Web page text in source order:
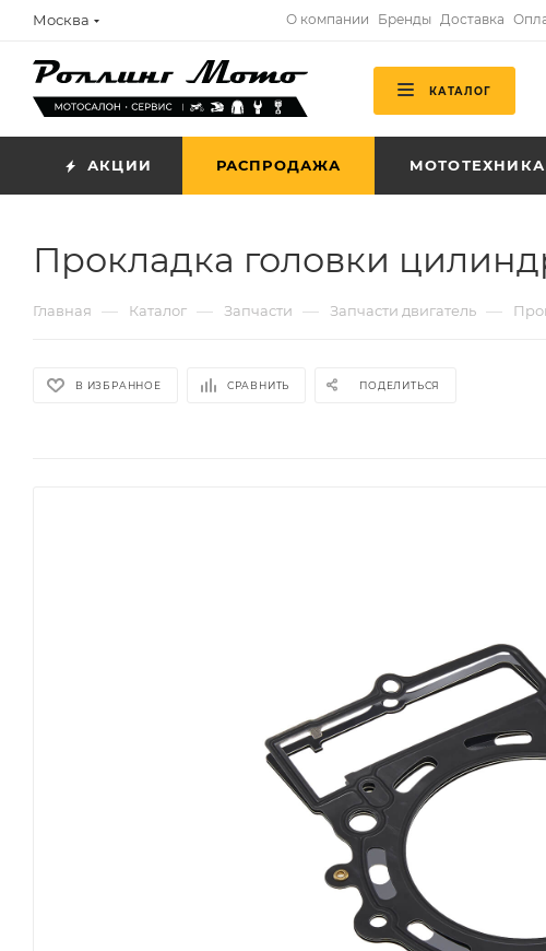
Москва О компании Бренды Доставка
КАТАЛОГ
АКЦИИ РАСПРОДАЖА МОТОТЕХНИКА
Прокладка головки
Главная — Каталог — Запчасти — Запчасти двигатель —
В ИЗБРАННОЕ СРАВНИТЬ ПОДЕЛИТЬСЯ